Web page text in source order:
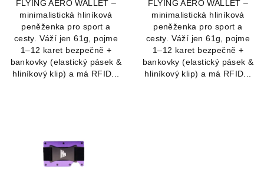
FLYING AERO WALLET –
minimalistická hliníková
peněženka pro sport a
cesty. Váží jen 61g, pojme
1–12 karet bezpečně +
bankovky (elastický pásek &
hliníkový klip) a má RFID...
FLYING AERO WALLET –
minimalistická hliníková
peněženka pro sport a
cesty. Váží jen 61g, pojme
1–12 karet bezpečně +
bankovky (elastický pásek &
hliníkový klip) a má RFID...